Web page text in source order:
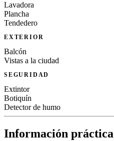
Lavadora
Plancha
Tendedero
EXTERIOR
Balcón
Vistas a la ciudad
SEGURIDAD
Extintor
Botiquín
Detector de humo
Información práctica